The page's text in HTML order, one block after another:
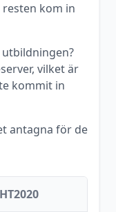
kom in
vilket är
kommit in
antagna för de
HT2020